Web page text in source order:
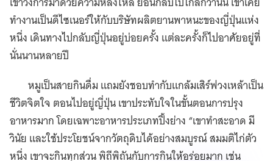
ทำงานเป็นดีไซเนอร์ให้กับบริษัทผลิตยานพาหนะของญี่ปุ่นแห่ง
หนึ่ง เดินทางไปกลับญี่ปุ่นอยู่บ่อยครั้ง แต่ละครั้งก็ไปอาศัยอยู่ที่
นั่นนานหลายปี
หมูเป็นสายกินดื่ม แถมยังชอบทำกับแกล้มเสิร์ฟวงเหล้าเป็น
ชีวิตจิตใจ ตอนไปอยู่ญี่ปุ่น เขาประทับใจในขั้นตอนการปรุง
อาหารมาก โดยเฉพาะอาหารประเภทปิ้งย่าง “เขาทำสะอาด มี
วินัย และใช้ประโยชน์จากวัตถุดิบได้อย่างสมบูรณ์ สมมติไก่ตัว
หนึ่ง เขาจะกินทุกส่วน พิถีพิถันกับการกินให้อร่อยมาก เช่น